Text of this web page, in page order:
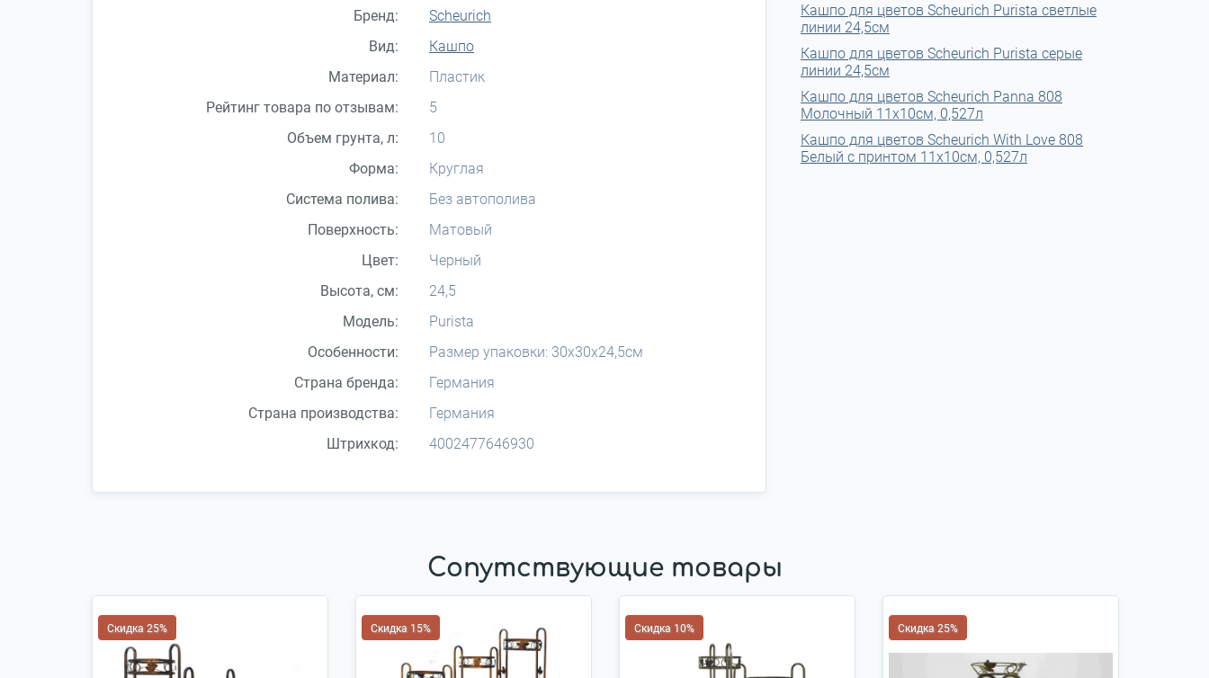
Бренд:
Scheurich
Вид:
Кашпо
Материал:
Пластик
Рейтинг товара по отзывам:
5
Объем грунта, л:
10
Форма:
Круглая
Система полива:
Без автополива
Поверхность:
Матовый
Цвет:
Черный
Высота, см:
24,5
Модель:
Purista
Особенности:
Размер упаковки: 30х30х24,5см
Страна бренда:
Германия
Страна производства:
Германия
Штрихкод:
4002477646930
Кашпо для цветов Scheurich Purista светлые
линии 24,5см
Кашпо для цветов Scheurich Purista серые
линии 24,5см
Кашпо для цветов Scheurich Panna 808
Молочный 11x10см, 0,527л
Кашпо для цветов Scheurich With Love 808
Белый с принтом 11x10см, 0,527л
Сопутствующие товары
Скидка 25% Скидка 15% Скидка 10% Скидка 25%